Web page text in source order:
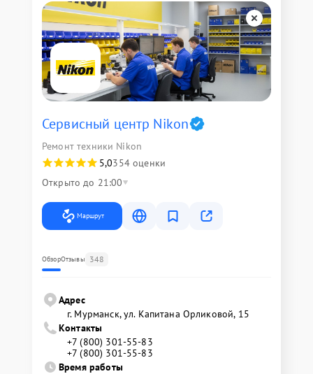
Сервисный центр Nikon
Ремонт техники Nikon
5,0354 оценки
Открыто до 21:00
Маршрут
ОбзорОтзывы 348
Адрес
г. Мурманск, ул. Капитана Орликовой, 15
Контакты
+7 (800) 301-55-83
+7 (800) 301-55-83
Время работы